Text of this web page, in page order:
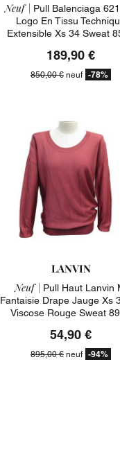
Neuf | Pull Balenciaga
Logo En Tissu
Extensible Xs 34 Sweat
189,90 €
850,00 € neuf -78%
LANVIN
Neuf | Pull Haut Lanvin
Fantaisie Drape Jauge Xs
Viscose Rouge Sweat
54,90 €
895,00 € neuf -94%